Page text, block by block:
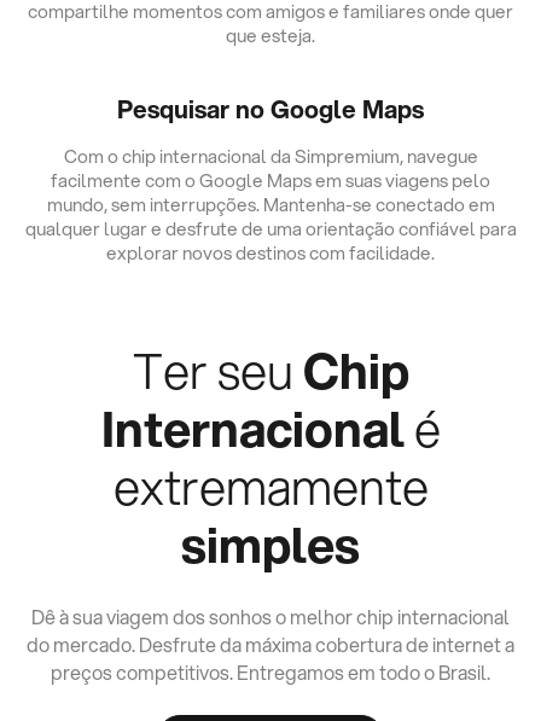
compartilhe momentos com amigos e familiares onde quer
que esteja.
Pesquisar no Google Maps
Com o chip internacional da Simpremium, navegue
facilmente com o Google Maps em suas viagens pelo
mundo, sem interrupções. Mantenha-se conectado em
qualquer lugar e desfrute de uma orientação confiável para
explorar novos destinos com facilidade.
Ter seuChip
Internacionalé
extremamente
simples
Dê à sua viagem dos sonhos o melhor chip internacional
do mercado. Desfrute da máxima cobertura de internet a
preços competitivos. Entregamos em todo o Brasil.